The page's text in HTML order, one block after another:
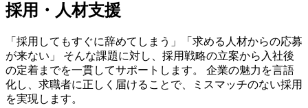
採用・人材支援
「採用してもすぐに辞めてしまう」「求める人材からの応募
が来ない」 そんな課題に対し、採用戦略の立案から入社後
の定着までを一貫してサポートします。 企業の魅力を言語
化し、求職者に正しく届けることで、ミスマッチのない採用
を実現します。